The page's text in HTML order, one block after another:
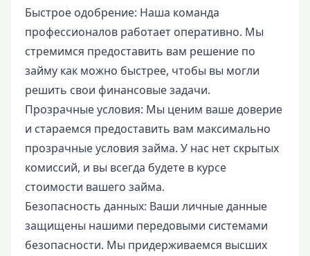
Быстрое одобрение: Наша команда
профессионалов работает оперативно. Мы
стремимся предоставить вам решение по
займу как можно быстрее, чтобы вы могли
решить свои финансовые задачи.
Прозрачные условия: Мы ценим ваше доверие
и стараемся предоставить вам максимально
прозрачные условия займа. У нас нет скрытых
комиссий, и вы всегда будете в курсе
стоимости вашего займа.
Безопасность данных: Ваши личные данные
защищены нашими передовыми системами
безопасности. Мы придерживаемся высших